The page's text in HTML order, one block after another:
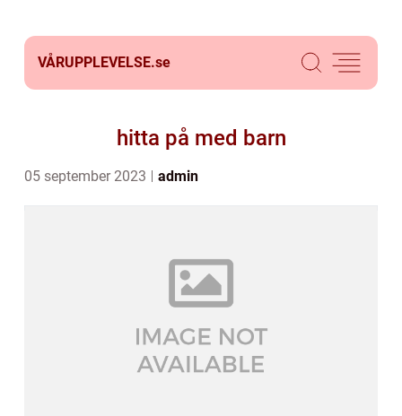
VÅRUPPLEVELSE.se
hitta på med barn
05 september 2023 admin